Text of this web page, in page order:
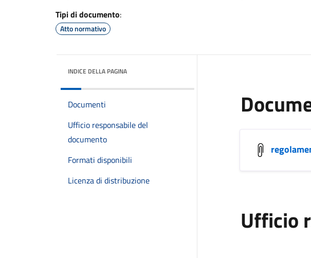
Tipi di documento:
Atto normativo
INDICE DELLA PAGINA
Documenti
Ufficio responsabile del
documento
Formati disponibili
Licenza di distribuzione
Ufficio